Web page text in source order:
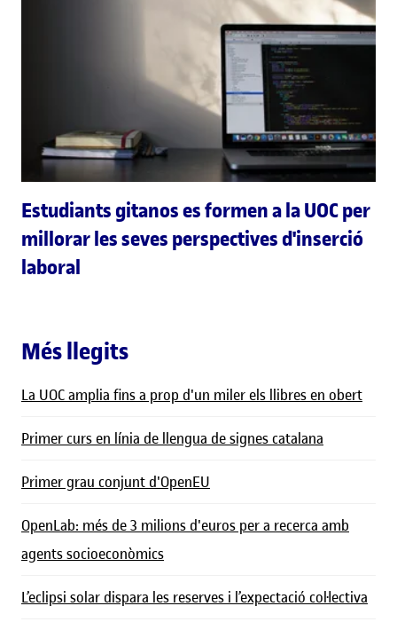
Estudiants gitanos es formen a la UOC per
millorar les seves perspectives d'inserció
laboral
Més llegits
La UOC amplia fins a prop d'un miler els llibres en obert
Primer curs en línia de llengua de signes catalana
Primer grau conjunt d'OpenEU
OpenLab: més de 3 milions d'euros per a recerca amb
agents socioeconòmics
L’eclipsi solar dispara les reserves i l’expectació col·lectiva